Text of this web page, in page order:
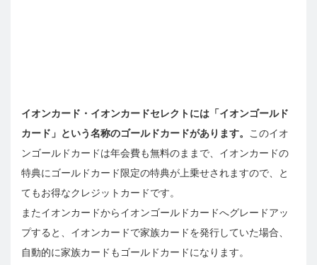
イオンカード・イオンカードセレクトには「イオンゴールド
カード」という名称のゴールドカードがあります。
このイオ
ンゴールドカードは年会費も無料のままで、イオンカードの
特典にゴールドカード限定の特典が上乗せされますので、と
てもお得なクレジットカードです。
またイオンカードからイオンゴールドカードへグレードアッ
プすると、イオンカードで家族カードを発行していた場合、
自動的に家族カードもゴールドカードになります。